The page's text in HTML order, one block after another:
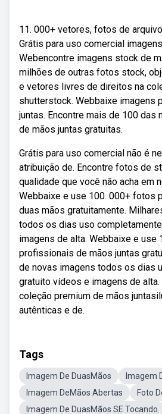
11. 000+ vetores, fotos de
Grátis para uso comercial
Webencontre imagens stock de
milhões de outras fotos stock,
e vetores livres de direitos na
shutterstock. Webbaixe imagens
juntas. Encontre mais de 100 das
de mãos juntas gratuitas.
Grátis para uso comercial não é
atribuição de. Encontre fotos de
qualidade que você não acha em
Webbaixe e use 100. 000+ fotos
duas mãos gratuitamente.
todos os dias uso
imagens de alta. Webbaixe e use
profissionais de mãos juntas
de novas imagens todos os dias
gratuito vídeos e imagens de
coleção premium de mãos
autênticas e de.
Tags
Imagem De DuasMãos
Imagem
Imagem DeMãos Abertas
Foto
Imagem De DuasMãos SE Tocando